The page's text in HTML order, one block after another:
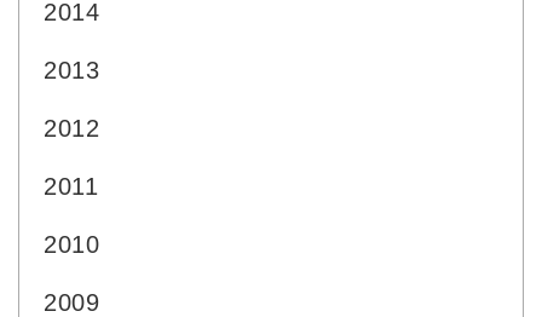
2014
2013
2012
2011
2010
2009